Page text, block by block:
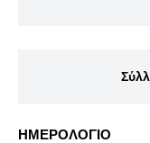
ΗΜΕΡΟΛΟΓΙΟ